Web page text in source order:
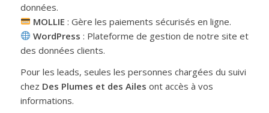
données.
MOLLIE : Gère les paiements sécurisés en ligne.
WordPress : Plateforme de gestion de notre site et
des données clients.
Pour les leads, seules les personnes chargées du suivi
chez Des Plumes et des Ailes ont accès à vos
informations.